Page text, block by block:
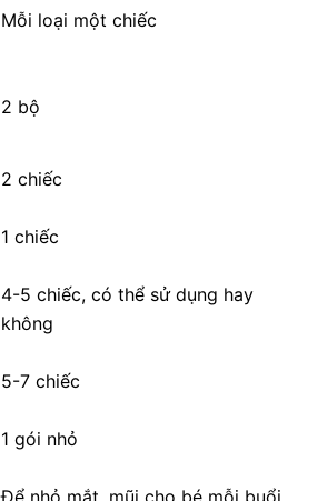
Mỗi loại một chiếc
2 bộ
2 chiếc
1 chiếc
4-5 chiếc, có thể sử dụng hay
không
5-7 chiếc
1 gói nhỏ